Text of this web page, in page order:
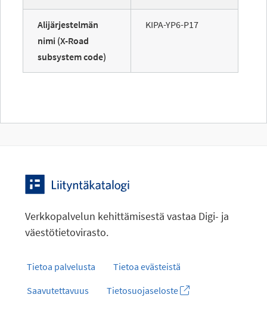
Alijärjestelmän
nimi (X-Road
subsystem code)
KIPA-YP6-P17
Verkkopalvelun kehittämisestä vastaa Digi- ja
väestötietovirasto.
Tietoa palvelusta
Tietoa evästeistä
Saavutettavuus
Tietosuojaseloste